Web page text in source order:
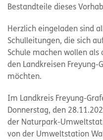
Bestandteile dieses
Herzlich eingeladen sind
Schulleitungen, die sich
Schule machen wollen als
den Landkreisen Freyung-
möchten.
Im Landkreis Freyung-
Donnerstag, den
der Naturpark-
von der Umweltstation